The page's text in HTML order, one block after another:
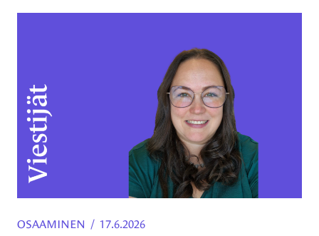
OSAAMINEN / 17.6.2026